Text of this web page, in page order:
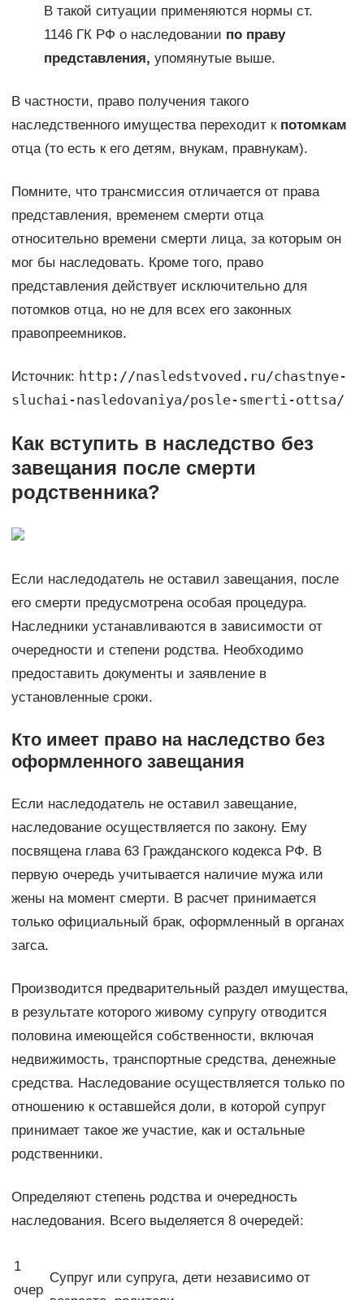
В такой ситуации применяются нормы ст.
1146 ГК РФ о наследовании по праву
представления, упомянутые выше.
В частности, право получения такого
наследственного имущества переходит к потомкам
отца (то есть к его детям, внукам, правнукам).
Помните, что трансмиссия отличается от права
представления, временем смерти отца
относительно времени смерти лица, за которым он
мог бы наследовать. Кроме того, право
представления действует исключительно для
потомков отца, но не для всех его законных
правопреемников.
Источник: http://nasledstvoved.ru/chastnye-
sluchai-nasledovaniya/posle-smerti-ottsa/
Как вступить в наследство без
завещания после смерти
родственника?
Если наследодатель не оставил завещания, после
его смерти предусмотрена особая процедура.
Наследники устанавливаются в зависимости от
очередности и степени родства. Необходимо
предоставить документы и заявление в
установленные сроки.
Кто имеет право на наследство без
оформленного завещания
Если наследодатель не оставил завещание,
наследование осуществляется по закону. Ему
посвящена глава 63 Гражданского кодекса РФ. В
первую очередь учитывается наличие мужа или
жены на момент смерти. В расчет принимается
только официальный брак, оформленный в органах
загса.
Производится предварительный раздел имущества,
в результате которого живому супругу отводится
половина имеющейся собственности, включая
недвижимость, транспортные средства, денежные
средства. Наследование осуществляется только по
отношению к оставшейся доли, в которой супруг
принимает такое же участие, как и остальные
родственники.
Определяют степень родства и очередность
наследования. Всего выделяется 8 очередей:
1
очер
Супруг или супруга, дети независимо от